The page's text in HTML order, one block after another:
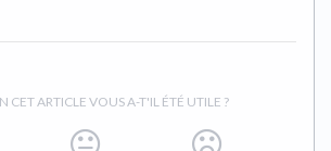
CET ARTICLE VOUS A-T'IL ÉTÉ UTILE ?